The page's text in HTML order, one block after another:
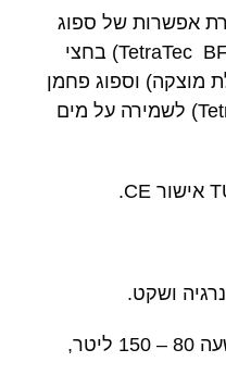
אפשרות של ספוג
TetraTecBF) בחצי
מוצקה) וספוג פחמן
CF) לשמירה על מים
ושקט.
הספק: 400 – 800 ליטר / שעה 80 – 150 ליטר,